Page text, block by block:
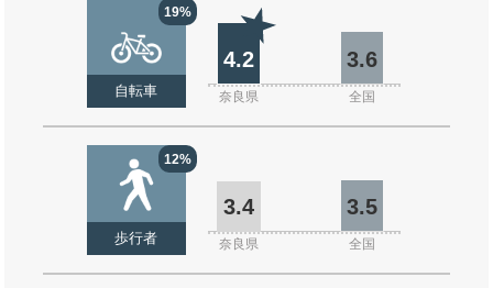
19%
自転車
4.2 3.6
奈良県 全国
12%
歩行者
3.4 3.5
奈良県 全国